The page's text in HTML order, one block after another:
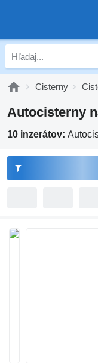
Cisterny
Autocisterny
10 inzerátov: